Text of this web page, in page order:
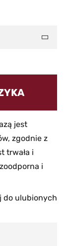
jest
zgodnie z
trwała i
i
do ulubionych